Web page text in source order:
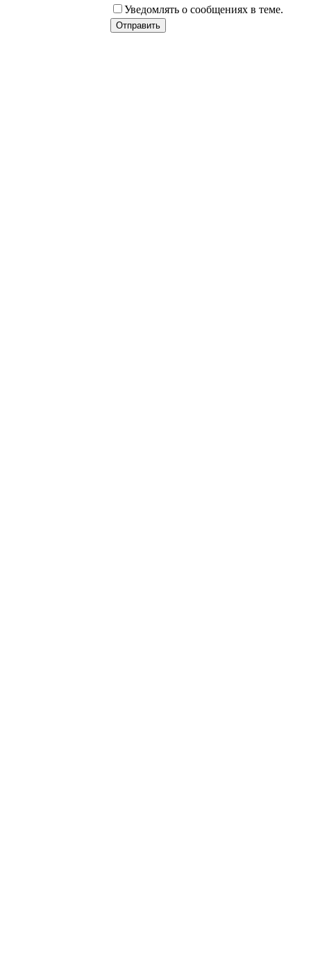
Уведомлять о сообщениях в теме.